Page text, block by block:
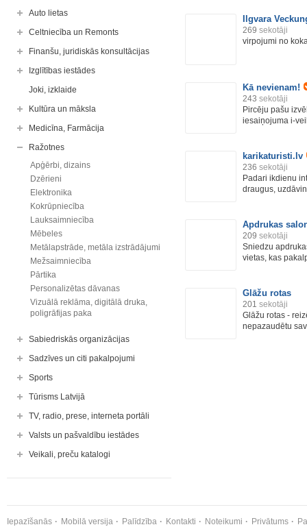
Auto lietas
Celtniecība un Remonts
Finanšu, juridiskās konsultācijas
Izglītības iestādes
Joki, izklaide
Kultūra un māksla
Medicīna, Farmācija
Ražotnes
Apģērbi, dizains
Dzērieni
Elektronika
Kokrūpniecība
Lauksaimniecība
Mēbeles
Metālapstrāde, metāla izstrādājumi
Mežsaimniecība
Pārtika
Personalizētas dāvanas
Vizuālā reklāma, digitālā druka,
poligrāfijas paka
Sabiedriskās organizācijas
Sadzīves un citi pakalpojumi
Sports
Tūrisms Latvijā
TV, radio, prese, interneta portāli
Valsts un pašvaldību iestādes
Veikali, preču katalogi
Ilgvara
269 sekotāji
virpojumi no
Kā nevienam!
243 sekotāji
Pircēju pašu
iesaiņojuma i-
karikaturisti.lv
236 sekotāji
Padari ikdienu
draugus,
Apdrukas
209 sekotāji
Sniedzu
vietas, kas
Glāžu rotas
201 sekotāji
Glāžu rotas -
nepazaudētu
Iepazīšanās Mobilā versija Palīdzība Kontakti Noteikumi Privātums